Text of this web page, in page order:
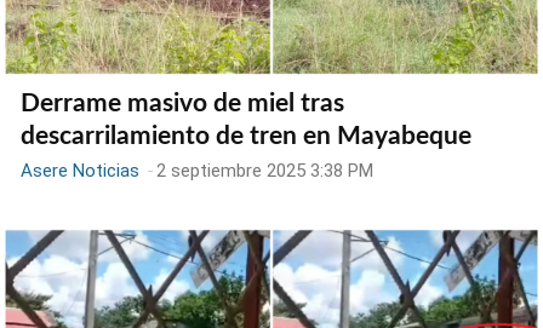
Derrame masivo de miel tras
descarrilamiento de tren en Mayabeque
Asere Noticias -2 septiembre 2025 3:38 PM